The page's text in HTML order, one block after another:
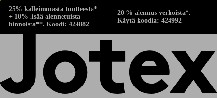
25% kalleimmasta tuotteesta*
+ 10% lisää alennetuista
hinnoista**. Koodi: 424882
20 % alennus verhoista*.
Käytä koodia: 424992